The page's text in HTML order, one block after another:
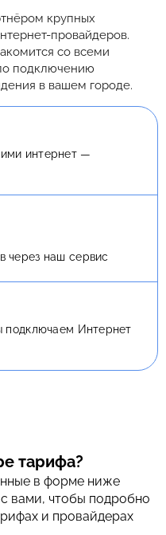
крупных
провайдеров.
со всеми
подключению
в вашем городе.
интернет —
через наш сервис
подключаем Интернет
тарифа?
в форме ниже
вами, чтобы подробно
и провайдерах